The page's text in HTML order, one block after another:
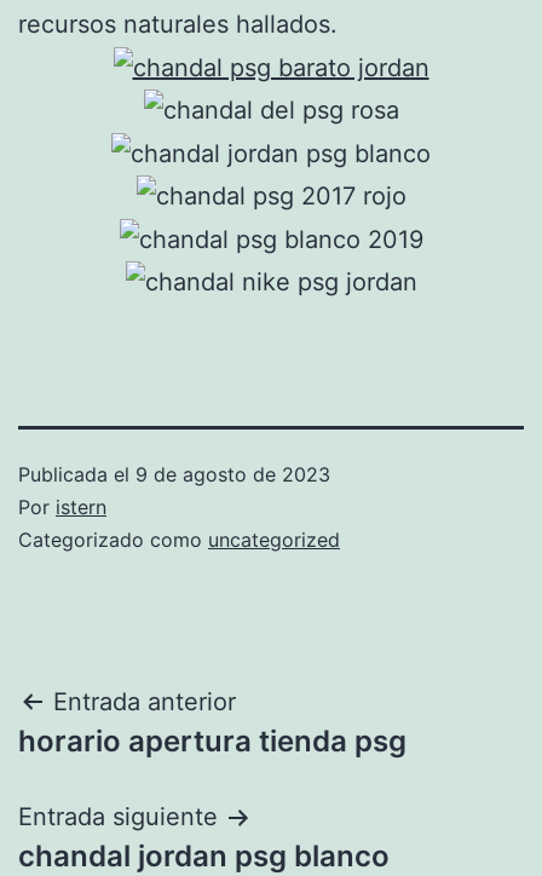
recursos naturales hallados.
Publicada el 9 de agosto de 2023
Por istern
Categorizado como uncategorized
Navegación
de
entradas
Entrada anterior
horario apertura tienda psg
Entrada siguiente
chandal jordan psg blanco